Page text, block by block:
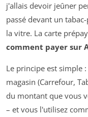
j'allais devoir jeûner
passé devant un
la vitre. La carte
comment payer sur
Le principe est simple
magasin (Carrefour,
du montant que vous
– et vous l'utilisez